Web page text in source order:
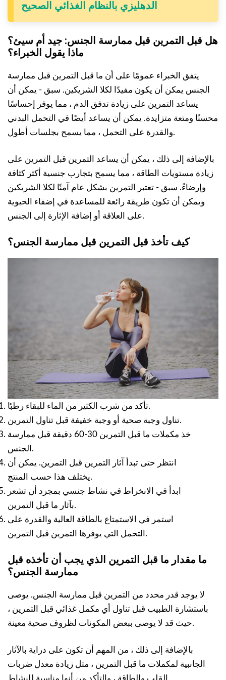
الدهليزي بالنظام الغذائي الصحيح
هل قبل التمرين قبل ممارسة الجنس: جيد أم سيئ؟
ماذا يقول الخبراء؟
يتفق الخبراء عمومًا على أن ما قبل التمرين قبل ممارسة
الجنس يمكن أن يكون مفيدًا لكلا الشريكين. سبق - يمكن أن
يساعد التمرين على زيادة تدفق الدم ، مما يوفر إحساسًا
محسنًا ومتعة متزايدة. يمكن أن يساعد أيضًا في التحمل البدني
والقدرة على التحمل ، مما يسمح بجلسات أطول.
بالإضافة إلى ذلك ، يمكن أن يساعد التمرين قبل التمرين على
زيادة مستويات الطاقة ، مما يسمح بتجارب جنسية أكثر كثافة
وإرضاءً. سبق - تعتبر التمرين بشكل عام آمنًا لكلا الشريكين
ويمكن أن تكون طريقة رائعة للمساعدة في إضفاء الحيوية
على العلاقة أو إضافة الإثارة إلى الجنس.
كيف تأخذ قبل التمرين قبل ممارسة الجنس؟
تأكد من شرب الكثير من الماء للبقاء رطبًا.
تناول وجبة صحية أو وجبة خفيفة قبل تناول التمرين.
خذ مكملات ما قبل التمرين 30-60 دقيقة قبل ممارسة
الجنس.
انتظر حتى تبدأ آثار التمرين قبل التمرين. يمكن أن
يختلف هذا حسب المنتج.
ابدأ في الانخراط في نشاط جنسي بمجرد أن تشعر
بآثار ما قبل التمرين.
استمر في الاستمتاع بالطاقة العالية والقدرة على
التحمل التي يوفرها التمرين قبل التمرين.
ما مقدار ما قبل التمرين الذي يجب أن تأخذه قبل
ممارسة الجنس؟
لا يوجد قدر محدد من التمرين قبل ممارسة الجنس. يوصى
باستشارة الطبيب قبل تناول أي مكمل غذائي قبل التمرين ،
حيث قد لا يوصى ببعض المكونات لظروف صحية معينة.
بالإضافة إلى ذلك ، من المهم أن تكون على دراية بالآثار
الجانبية لمكملات ما قبل التمرين ، مثل زيادة معدل ضربات